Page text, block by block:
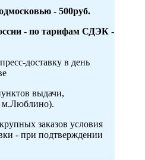
- 500руб.
- по тарифам СДЭК -
доставку в день
выдачи,
м.Люблино).
заказов условия
- при подтверждении